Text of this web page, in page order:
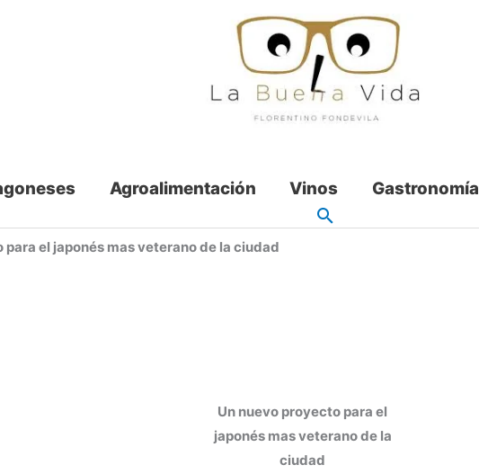
Agroalimentación Vinos Gastronomía
para el japonés mas veterano de la ciudad
Un nuevo proyecto para el
japonés mas veterano de la
ciudad